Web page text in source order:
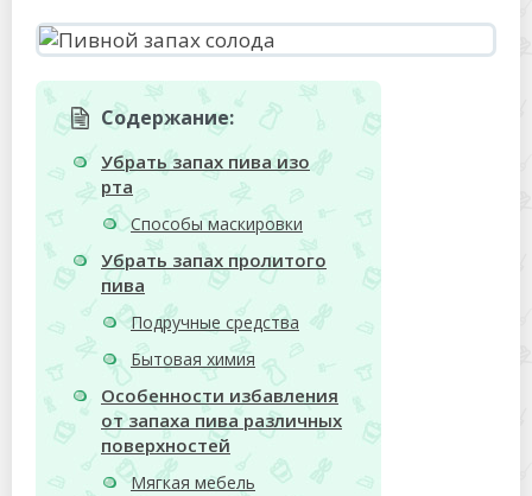
Содержание:
Убрать запах пива изо
рта
Способы маскировки
Убрать запах пролитого
пива
Подручные средства
Бытовая химия
Особенности избавления
от запаха пива различных
поверхностей
Мягкая мебель